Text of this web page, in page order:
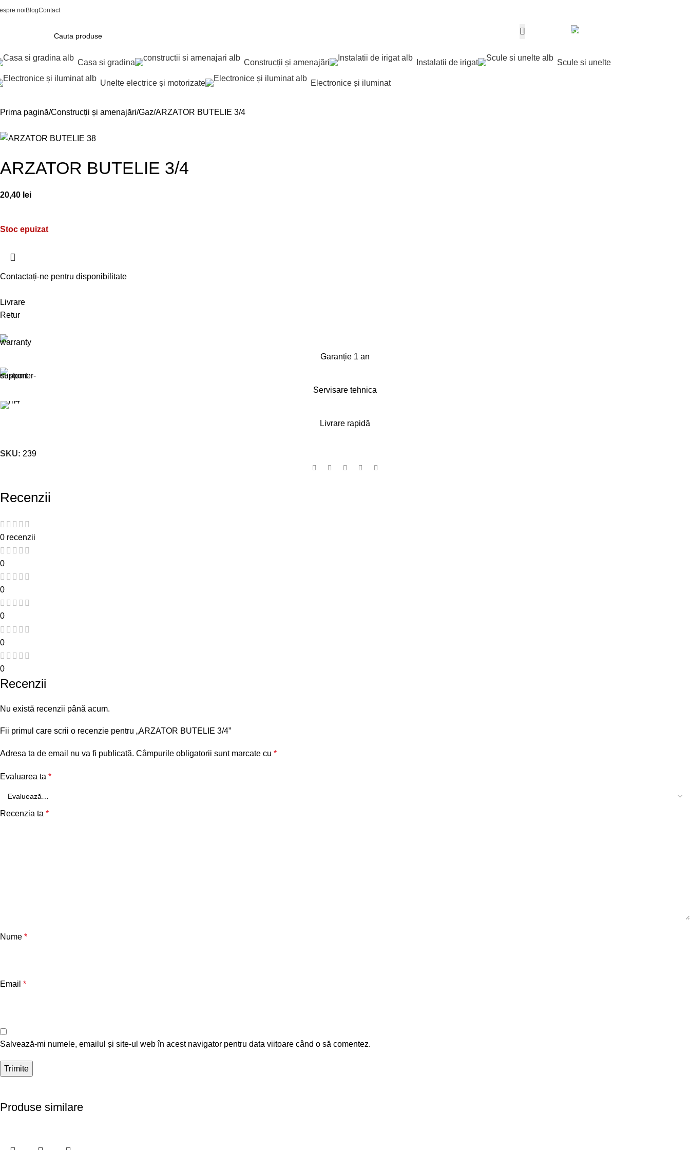
noi BlogContact
Casa si gradina Construcții și amenajări Instalatii de irigat Scule si unelte
Unelte electrice și motorizate Electronice și iluminat
Prima pagină Construcții și amenajări Gaz ARZATOR BUTELIE 3/4
ARZATOR BUTELIE 3/4
20,40 lei
Stoc epuizat
Contactați-ne pentru disponibilitate
Livrare
Retur
Garanție 1 an
Servisare tehnica
Livrare rapidă
SKU: 239
Recenzii
0 recenzii
0
0
0
0
0
Recenzii
Nu există recenzii până acum.
Fii primul care scrii o recenzie pentru „ARZATOR BUTELIE 3/4”
Adresa ta de email nu va fi publicată. Câmpurile obligatorii sunt marcate cu *
Evaluarea ta *
Recenzia ta *
Nume *
Email *
Salvează-mi numele, emailul și site-ul web în acest navigator pentru data viitoare când o să comentez.
Produse similare